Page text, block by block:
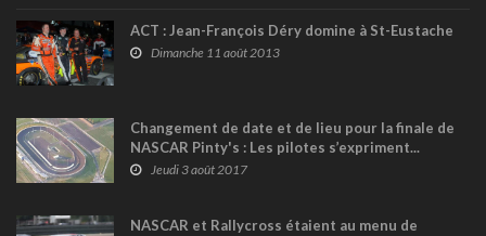
ACT : Jean-François Déry domine à St-Eustache
Dimanche 11 août 2013
Changement de date et de lieu pour la finale de
NASCAR Pinty's : Les pilotes s’expriment...
Jeudi 3 août 2017
NASCAR et Rallycross étaient au menu de